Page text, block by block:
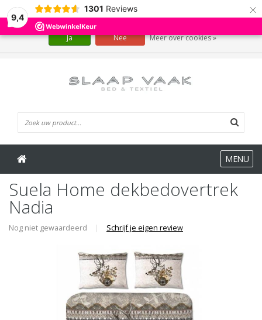
9,4
1301 Reviews ×
MENU
Suela Home dekbedovertrek
Nadia
Nog niet gewaardeerd | Schrijf je eigen review
Wij slaan cookies op om onze website te verbeteren. Is dat akkoord?
Ja Nee Meer over cookies »